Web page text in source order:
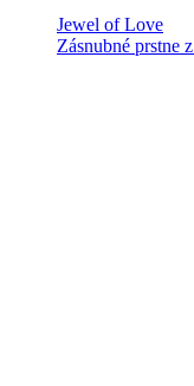
Jewel of Love
Zásnubné prstne